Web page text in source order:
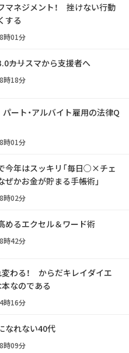
マネジメント！ 挫けない行動
する
時01分
カリスマから支援者へ
時18分
パート・アルバイト雇用の法律Q
時01分
今年はスッキリ「毎日○×チェ
かお金が貯まる手帳術」
時02分
めるエクセル＆ワード術
時42分
変わる！ からだキレイダイエ
本なのである
時16分
なれない40代
時09分